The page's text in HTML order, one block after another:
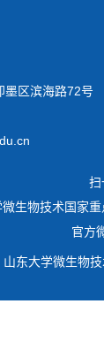
墨区滨海路72号
扫
微生物技术国家
官方
东大学微生物技